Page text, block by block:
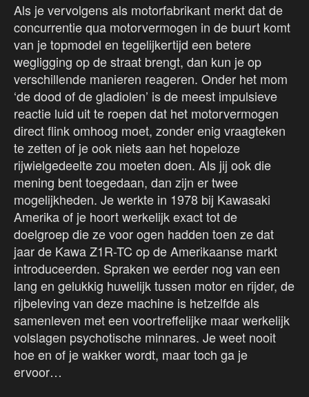
Als je vervolgens als motorfabrikant merkt dat de
concurrentie qua motorvermogen in de buurt komt
van je topmodel en tegelijkertijd een betere
wegligging op de straat brengt, dan kun je op
verschillende manieren reageren. Onder het mom
‘de dood of de gladiolen’ is de meest impulsieve
reactie luid uit te roepen dat het motorvermogen
direct flink omhoog moet, zonder enig vraagteken
te zetten of je ook niets aan het hopeloze
rijwielgedeelte zou moeten doen. Als jij ook die
mening bent toegedaan, dan zijn er twee
mogelijkheden. Je werkte in 1978 bij Kawasaki
Amerika of je hoort werkelijk exact tot de
doelgroep die ze voor ogen hadden toen ze dat
jaar de Kawa Z1R-TC op de Amerikaanse markt
introduceerden. Spraken we eerder nog van een
lang en gelukkig huwelijk tussen motor en rijder, de
rijbeleving van deze machine is hetzelfde als
samenleven met een voortreffelijke maar werkelijk
volslagen psychotische minnares. Je weet nooit
hoe en of je wakker wordt, maar toch ga je
ervoor…